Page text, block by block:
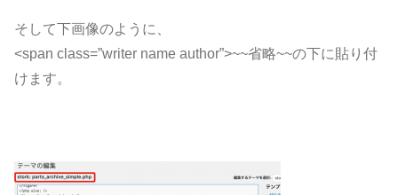
そして下画像のように、
<span class=”writer name author”>~~省略~~の下に貼り付
けます。